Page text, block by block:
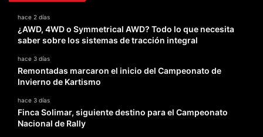
hace 2 días
¿AWD, 4WD o Symmetrical AWD? Todo lo que necesita
saber sobre los sistemas de tracción integral
hace 3 días
Remontadas marcaron el inicio del Campeonato de
Invierno de Kartismo
hace 3 días
Finca Solimar, siguiente destino para el Campeonato
Nacional de Rally